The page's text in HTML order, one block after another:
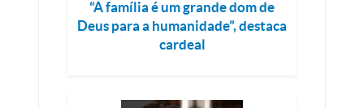
“A família é um grande dom de
Deus para a humanidade”, destaca
cardeal